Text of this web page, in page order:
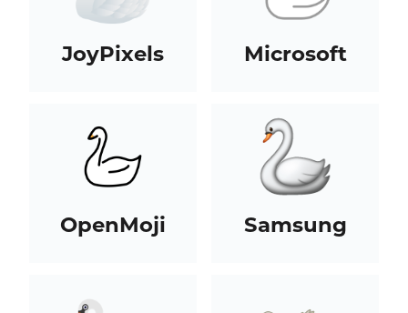
JoyPixels Microsoft
OpenMoji Samsung